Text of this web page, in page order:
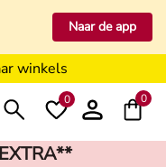
Naar de app
winkels
0 0